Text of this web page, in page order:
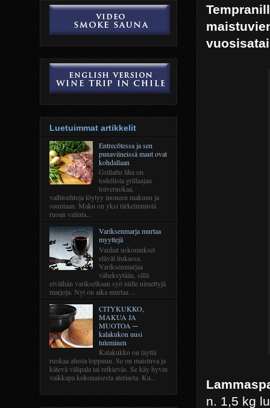
n. 1,5 kg
Luetuimmat artikkelit
Entrecôtessa ja sen
punaviineissä maut ovat
kohdallaan
Grillattu liha on
todellista grillaajan
toiveruokaa,
vaihtoehtoja löytyy moneen makuun ja
suuntaan. Maku on yksi tärkeimmistä
ruoan valinta...
Variksenmarja murtaa
myyttejä
Vanhat uskomukset
elävät tiukassa.
Variksenmarjaa
väheksytään, sillä
eiväthän variksetkaan syö niille nimettyjä
marjoja. Nyt on aika murtaa ...
CITYKUKKO,
MAKUA JA
MUOTOA ─
kalakukon uusi
tuleminen
Kalakukko on täyttä
ruokaa alusta loppuun. Se on maistuva ja
kätevä välipala tai retkieväs. Se käy hyvin
vaikkapa kokonaisesta ateriasta. Ku...